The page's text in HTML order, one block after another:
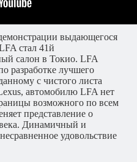
выдающегося
стал 41й
салон в Токио. LFA
разработке лучшего
с чистого листа
автомобилю LFA нет
возможного по всем
представление о
Динамичный и
удовольствие